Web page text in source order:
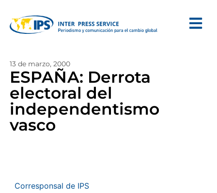
13 de marzo, 2000
ESPAÑA: Derrota
electoral del
independentismo
vasco
Corresponsal de IPS